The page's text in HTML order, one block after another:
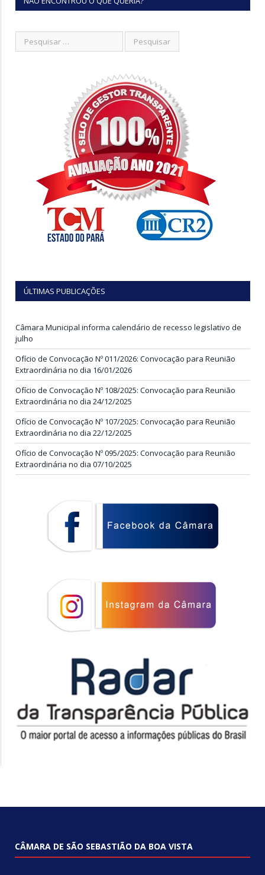
ÚLTIMAS PUBLICAÇÕES
Câmara Municipal informa calendário de recesso legislativo de
julho
Ofício de Convocação Nº 011/2026: Convocação para Reunião
Extraordinária no dia 16/01/2026
Ofício de Convocação Nº 108/2025: Convocação para Reunião
Extraordinária no dia 24/12/2025
Ofício de Convocação Nº 107/2025: Convocação para Reunião
Extraordinária no dia 22/12/2025
Ofício de Convocação Nº 095/2025: Convocação para Reunião
Extraordinária no dia 07/10/2025
CÂMARA DE SÃO SEBASTIÃO DA BOA VISTA